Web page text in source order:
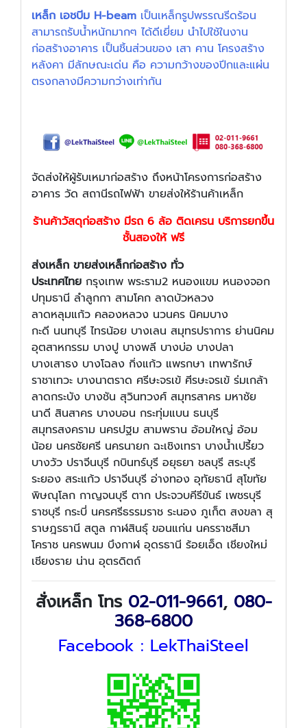
เหล็ก เอชบีม H-beam เป็นเหล็กรูปพรรณรีดร้อน
สามารถรับน้ำหนักมากๆ ได้ดีเยี่ยม นำไปใช้ในงาน
ก่อสร้างอาคาร เป็นชิ้นส่วนของ เสา คาน โครงสร้าง
หลังคา มีลักษณะเด่น คือ ความกว้างของปีกและแผ่น
ตรงกลางมีความกว่างเท่ากัน
จัดส่งให้ผู้รับเหมาก่อสร้าง ถึงหน้าโครงการก่อสร้าง
อาคาร วัด สถานีรถไฟฟ้า ขายส่งให้ร้านค้าเหล็ก
ร้านค้าวัสดุก่อสร้าง มีรถ 6 ล้อ ติดเครน บริการยกขึ้น
ชั้นสองให้ ฟรี
ส่งเหล็ก ขายส่งเหล็กก่อสร้าง ทั่ว
ประเทศไทย กรุงเทพ พระราม2 หนองแขม หนองจอก
ปทุมธานี ลำลูกกา สามโคก ลาดบัวหลวง
ลาดหลุมแก้ว คลองหลวง นวนคร นิคมบาง
กะดี นนทบุรี ไทรน้อย บางเลน สมุทรปราการ ย่านนิคม
อุตสาหกรรม บางปู บางพลี บางบ่อ บางปลา
บางเสาธง บางโฉลง กิ่งแก้ว แพรกษา เทพารักษ์
ราชาเทวะ บางนาตราด ศรีษะจรเข้ ศีรษะจรเข้ ร่มเกล้า
ลาดกระบัง บางชัน สุวินทวงศ์ สมุทรสาคร มหาชัย
นาดี สินสาคร บางบอน กระทุ่มแบน ธนบุรี
สมุทรสงคราม นครปฐม สามพราน อ้อมใหญ่ อ้อม
น้อย นครชัยศรี นครนายก ฉะเชิงเทรา บางน้ำเปรี้ยว
บางวัว ปราจีนบุรี กบินทร์บุรี อยุธยา ชลบุรี สระบุรี
ระยอง สระแก้ว ปราจีนบุรี อ่างทอง อุทัยธานี สุโขทัย
พิษณุโลก กาญจนบุรี ตาก ประจวบคีรีขันธ์ เพชรบุรี
ราชบุรี กระบี่ นครศรีธรรมราช ระนอง ภูเก็ต สงขลา สุ
ราษฎรธานี สตูล กาฬสินธุ์ ขอนแก่น นครราชสีมา
โคราช นครพนม บึงกาฬ อุดรธานี ร้อยเอ็ด เชียงใหม่
เชียงราย น่าน อุตรดิตถ์
สั่งเหล็ก โทร 02-011-9661, 080-
368-6800
Facebook : LekThaiSteel